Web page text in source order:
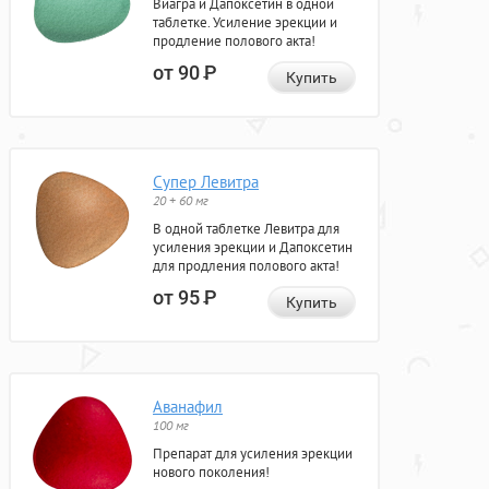
Виагра и Дапоксетин в одной
таблетке. Усиление эрекции и
продление полового акта!
от 90Р Купить
Супер Левитра
20 + 60 мг
В одной таблетке Левитра для
усиления эрекции и Дапоксетин
для продления полового акта!
от 95Р Купить
Аванафил
100 мг
Препарат для усиления эрекции
нового поколения!